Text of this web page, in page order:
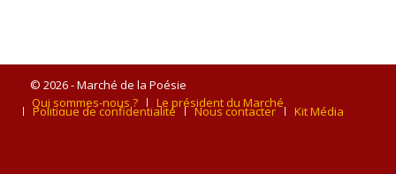
© 2026 - Marché de la Poésie
Qui sommes-nous ?
Le président du Marché
Politique de confidentialité Nous contacter Kit Média